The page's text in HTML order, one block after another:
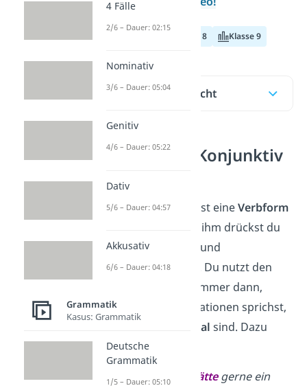
Klasse 8 Klasse 9
Inhaltsübersicht
Was ist der Konjunktiv
Der Konjunktiv II ist eineVerbform
im Deutschen. Mit ihm drückst du
Wünsche
und
Vermutungen
aus. Du nutzt den
Konjunktiv II also immer dann,
wenn du über Situationen sprichst,
nicht real sind. Dazu
gehören:
Wünsche:
hättegerne ein
4 Fälle
2/6 – Dauer: 02:15
Nominativ
3/6 – Dauer: 05:04
Genitiv
4/6 – Dauer: 05:22
Dativ
5/6 – Dauer: 04:57
Akkusativ
6/6 – Dauer: 04:18
Grammatik
Kasus: Grammatik
Deutsche
Grammatik
1/5 – Dauer: 05:10